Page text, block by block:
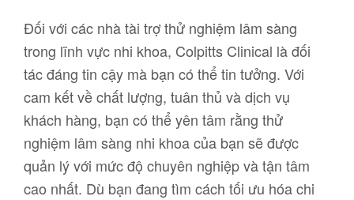
Đối với các nhà tài trợ thử nghiệm lâm sàng
trong lĩnh vực nhi khoa, Colpitts Clinical là đối
tác đáng tin cậy mà bạn có thể tin tưởng. Với
cam kết về chất lượng, tuân thủ và dịch vụ
khách hàng, bạn có thể yên tâm rằng thử
nghiệm lâm sàng nhi khoa của bạn sẽ được
quản lý với mức độ chuyên nghiệp và tận tâm
cao nhất. Dù bạn đang tìm cách tối ưu hóa chi